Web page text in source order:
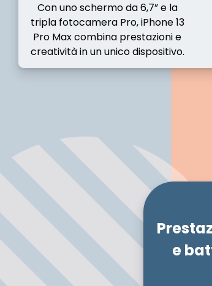
Con uno schermo da 6,7” e la
tripla fotocamera Pro, iPhone 13
Pro Max combina prestazioni e
creatività in un unico dispositivo.
e